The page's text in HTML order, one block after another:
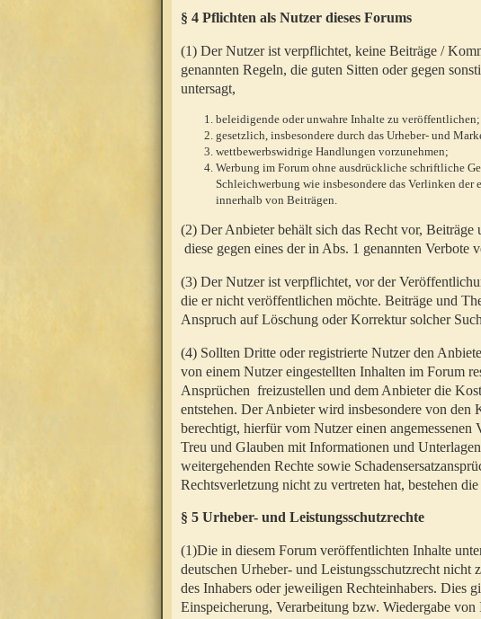
§ 4 Pflichten als Nutzer dieses Forums
(1) Der Nutzer ist verpflichtet, keine Beiträge /
genannten Regeln, die guten Sitten oder gegen
untersagt,
beleidigende oder unwahre Inhalte zu veröffentlichen;
gesetzlich, insbesondere durch das Urheber- und
wettbewerbswidrige Handlungen vorzunehmen;
Werbung im Forum ohne ausdrückliche schriftliche
Schleichwerbung wie insbesondere das Verlinken
innerhalb von Beiträgen.
(2) Der Anbieter behält sich das Recht vor,
diese gegen eines der in Abs. 1 genannten Verbote
(3) Der Nutzer ist verpflichtet, vor der
die er nicht veröffentlichen möchte. Beiträge und
Anspruch auf Löschung oder Korrektur solcher
(4) Sollten Dritte oder registrierte Nutzer den
von einem Nutzer eingestellten Inhalten im Forum
Ansprüchen freizustellen und dem Anbieter die
entstehen. Der Anbieter wird insbesondere von
berechtigt, hierfür vom Nutzer einen
Treu und Glauben mit Informationen und
weitergehenden Rechte sowie
Rechtsverletzung nicht zu vertreten hat, bestehen
§ 5 Urheber- und Leistungsschutzrechte
(1)Die in diesem Forum veröffentlichten Inhalte
deutschen Urheber- und Leistungsschutzrecht
des Inhabers oder jeweiligen Rechteinhabers. Dies
Einspeicherung, Verarbeitung bzw. Wiedergabe